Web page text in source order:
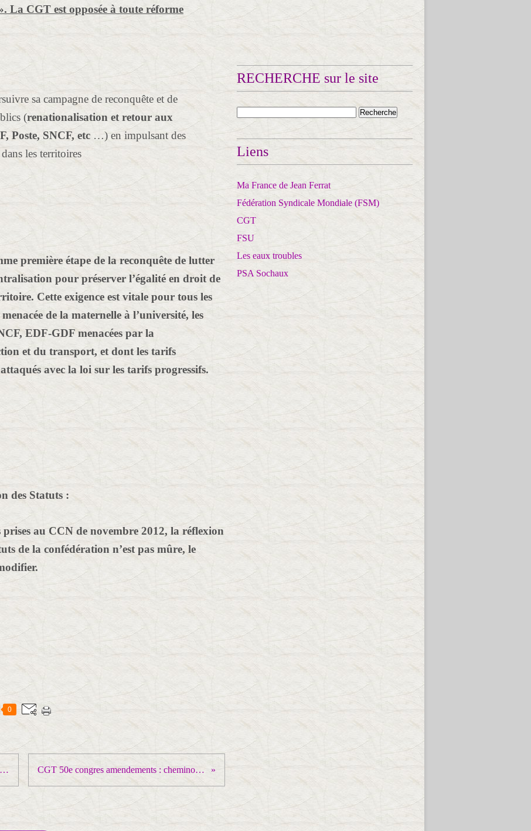
La CGT est opposée à toute réforme
sa campagne de reconquête et de
(renationalisation et retour aux
Poste, SNCF, etc …) en impulsant des
les territoires
première étape de la reconquête de lutter
pour préserver l’égalité en droit de
Cette exigence est vitale pour tous les
de la maternelle à l’université, les
EDF-GDF menacées par la
et du transport, et dont les tarifs
avec la loi sur les tarifs progressifs.
des Statuts :
au CCN de novembre 2012, la réflexion
de la confédération n’est pas mûre, le
0
CGT 50e congres amendements du CNES CGT 50e congres amendements : cheminots de Trappes
RECHERCHE sur le site
Liens
Ma France de Jean Ferrat
Fédération Syndicale Mondiale (FSM)
CGT
FSU
Les eaux troubles
PSA Sochaux